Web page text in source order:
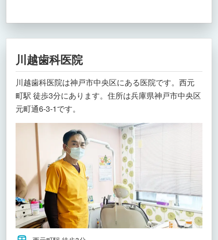
川越歯科医院
川越歯科医院は神戸市中央区にある医院です。西元
町駅 徒歩3分にあります。住所は兵庫県神戸市中央区
元町通6-3-1です。